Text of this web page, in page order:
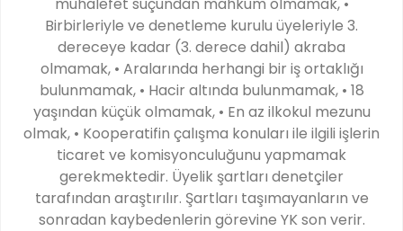
Birbirleriyle ve denetleme kurulu üyeleriyle 3.
dereceye kadar (3. derece dahil) akraba
olmamak, • Aralarında herhangi bir iş ortaklığı
bulunmamak, • Hacir altında bulunmamak, • 18
yaşından küçük olmamak, • En az ilkokul mezunu
olmak, • Kooperatifin çalışma konuları ile ilgili işlerin
ticaret ve komisyonculuğunu yapmamak
gerekmektedir. Üyelik şartları denetçiler
tarafından araştırılır. Şartları taşımayanların ve
sonradan kaybedenlerin görevine YK son verir.